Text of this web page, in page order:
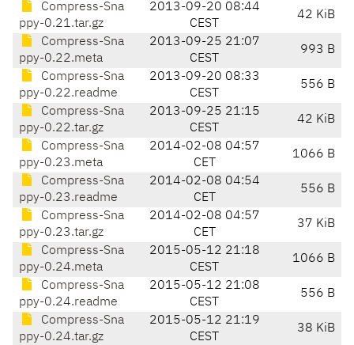
Compress-Sna
ppy-0.21.tar.gz
2013-09-20 08:44
CEST
42 KiB
Compress-Sna
ppy-0.22.meta
2013-09-25 21:07
CEST
993 B
Compress-Sna
ppy-0.22.readme
2013-09-20 08:33
CEST
556 B
Compress-Sna
ppy-0.22.tar.gz
2013-09-25 21:15
CEST
42 KiB
Compress-Sna
ppy-0.23.meta
2014-02-08 04:57
CET
1066 B
Compress-Sna
ppy-0.23.readme
2014-02-08 04:54
CET
556 B
Compress-Sna
ppy-0.23.tar.gz
2014-02-08 04:57
CET
37 KiB
Compress-Sna
ppy-0.24.meta
2015-05-12 21:18
CEST
1066 B
Compress-Sna
ppy-0.24.readme
2015-05-12 21:08
CEST
556 B
Compress-Sna
ppy-0.24.tar.gz
2015-05-12 21:19
CEST
38 KiB